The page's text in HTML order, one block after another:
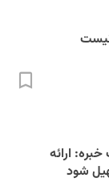
نیست
ارائه
شود